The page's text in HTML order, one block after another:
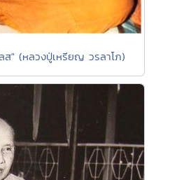
" (หลวงปู่เหรียญ วรลาโภ)